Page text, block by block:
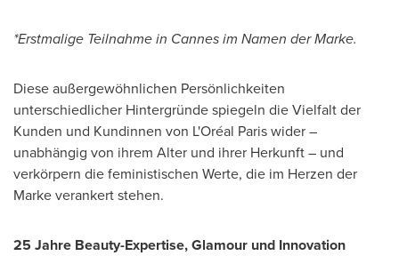
*Erstmalige Teilnahme in Cannesim Namen der Marke.
Diese außergewöhnlichen Persönlichkeiten
unterschiedlicher Hintergründe spiegeln die Vielfalt der
Kunden und Kundinnen von L'Oréal Pariswider –
unabhängig von ihrem Alter und ihrer Herkunft – und
verkörpern die feministischen Werte, die im Herzen der
Markeverankert stehen.
25 Jahre Beauty-Expertise, Glamour und Innovation